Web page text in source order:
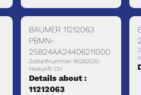
BAUMER 11212063
PBMN-
25B24AA24406211000
Zolltarifnummer: 90262020
Herkunft: CH
Details about :
11212063